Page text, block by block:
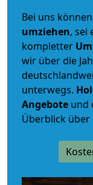
Bei uns
umziehen, sei
kompletter
wir über die
unterwegs.
Angebote und
Überblick